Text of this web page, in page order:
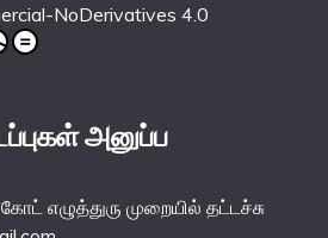
NoDerivatives 4.0
அனுப்ப
எழுத்துரு முறையில் தட்டச்சு